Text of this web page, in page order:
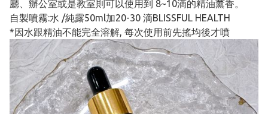
廳、辦公室或是教室則可以使用到 8~10滴的精油薰香。
自製噴霧:水 /純露50ml加20-30 滴BLISSFUL HEALTH
*因水跟精油不能完全溶解, 每次使用前先搖均後才噴